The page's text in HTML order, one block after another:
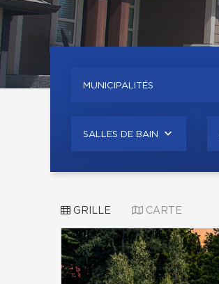
MUNICIPALITÉS
SALLES DE BAIN
GRILLE CARTE